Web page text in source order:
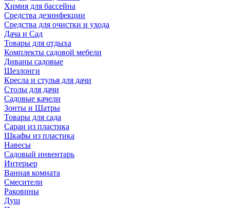
Химия для бассейна
Средства дезинфекции
Средства для очистки и ухода
Дача и Сад
Товары для отдыха
Комплекты садовой мебели
Диваны садовые
Шезлонги
Кресла и стулья для дачи
Столы для дачи
Садовые качели
Зонты и Шатры
Товары для сада
Сараи из пластика
Шкафы из пластика
Навесы
Садовый инвентарь
Интерьер
Ванная комната
Смесители
Раковины
Душ